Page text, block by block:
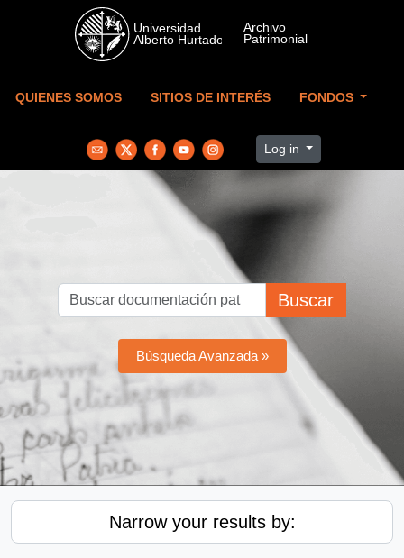
Skip to main content
QUIENES SOMOS SITIOS DE INTERÉS FONDOS
Log in
Buscar
Búsqueda Avanzada »
Narrow your results by: